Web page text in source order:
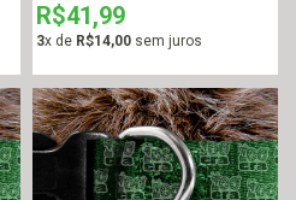
R$41,99
3x de R$14,00 sem juros